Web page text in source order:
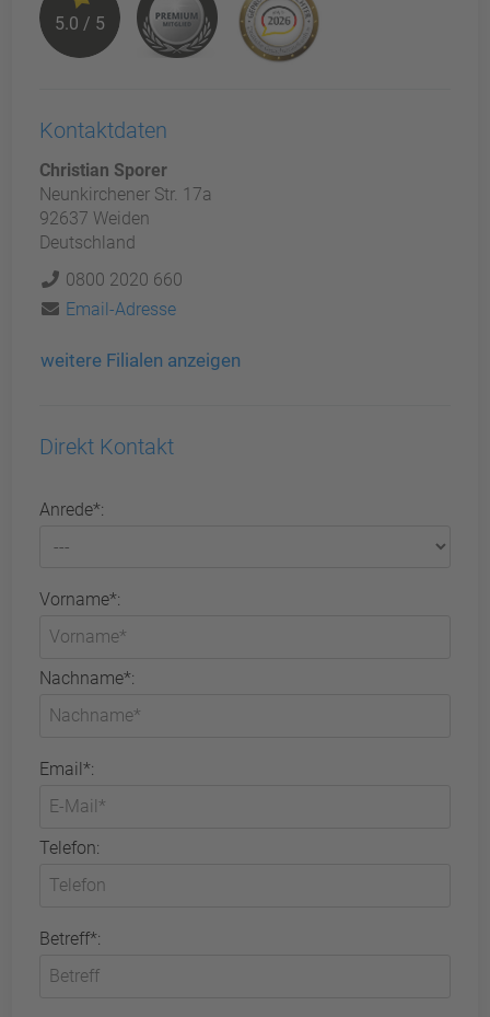
5.0 / 5
Kontaktdaten
Christian Sporer
Neunkirchener Str. 17a
92637 Weiden
Deutschland
0800 2020 660
Email-Adresse
weitere Filialen anzeigen
Direkt Kontakt
Anrede*:
Vorname*:
Nachname*:
Email*:
Telefon:
Betreff*: